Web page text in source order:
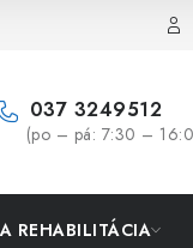
037 3249512
(po – pá: 7:30 –
REHABILITÁCIA